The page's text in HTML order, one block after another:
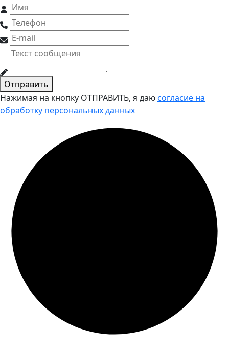
Отправить
Нажимая на кнопку ОТПРАВИТЬ, я даюсогласие на
обработку персональных данных